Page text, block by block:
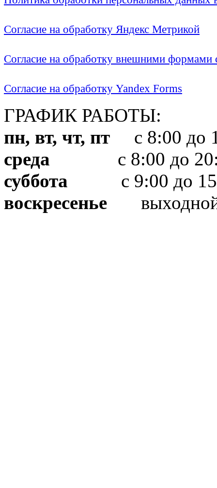
Согласие на обработку Яндекс Метрикой
Согласие на обработку внешними формами
Согласие на обработку Yandex Forms
ГРАФИК РАБОТЫ:
пн, вт, чт, пт с 8:00 до
среда с 8:00 до
суббота с 9:00 до
воскресенье